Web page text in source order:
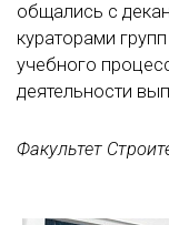
общались с
кураторами
учебного
деятельности
Факультет